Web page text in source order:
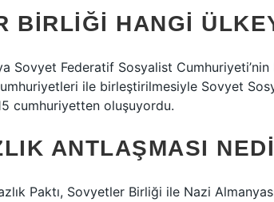
BIRLIĞI HANGI
Sovyet Federatif Sosyalist
ile birleştirilmesiyle Sovyet
cumhuriyetten oluşuyordu.
ANTLAŞMASI
Paktı, Sovyetler Birliği ile Nazi